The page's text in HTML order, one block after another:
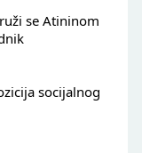
se Atininom
socijalnog